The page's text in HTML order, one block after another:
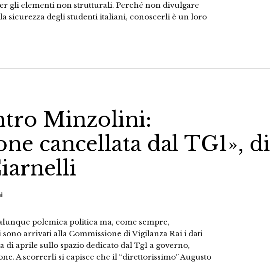
gli elementi non strutturali. Perché non divulgare
sicurezza degli studenti italiani, conoscerli è un loro
Minzolini:
cancellata dal TG1», di
polemica politica ma, come sempre,
sono arrivati alla Commissione di Vigilanza Rai i dati
di aprile sullo spazio dedicato dal Tg1 a governo,
A scorrerli si capisce che il “direttorissimo” Augusto